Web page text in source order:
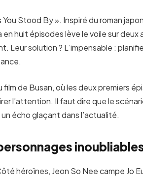
Stood By ». Inspiré du roman
huit épisodes lève le voile sur deux
Leur solution ? L’impensable :
de Busan, où les deux premiers
l’attention. Il faut dire que le
écho glaçant dans l’actualité.
héroïnes, Jeon So Nee campe Jo